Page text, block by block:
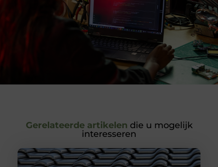
Gerelateerde artikelen die u mogelijk
interesseren